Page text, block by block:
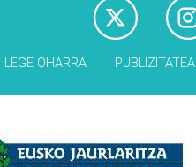
LEGE OHARRA PUBLIZITATEA